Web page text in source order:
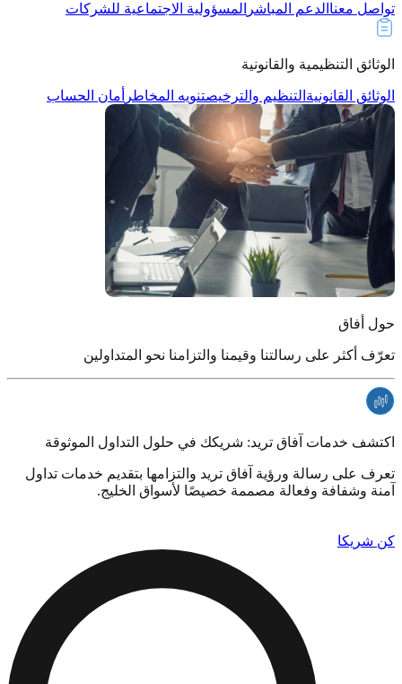
تواصل معنا الدعم المباشر المسؤولية الاجتماعية للشركات
الوثائق التنظيمية والقانونية
الوثائق القانونية التنظيم والترخيصتنويه المخاطر أمان الحساب
حول أفاق
تعرّف أكثر على رسالتنا وقيمنا والتزامنا نحو المتداولين
اكتشف خدمات آفاق تريد: شريكك في حلول التداول الموثوقة
تعرف على رسالة ورؤية آفاق تريد والتزامها بتقديم خدمات تداول
آمنة وشفافة وفعالة مصممة خصيصًا لأسواق الخليج.
كن شريكا